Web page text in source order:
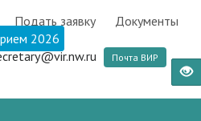
Подать заявку
Документы
2026
Почта ВИР